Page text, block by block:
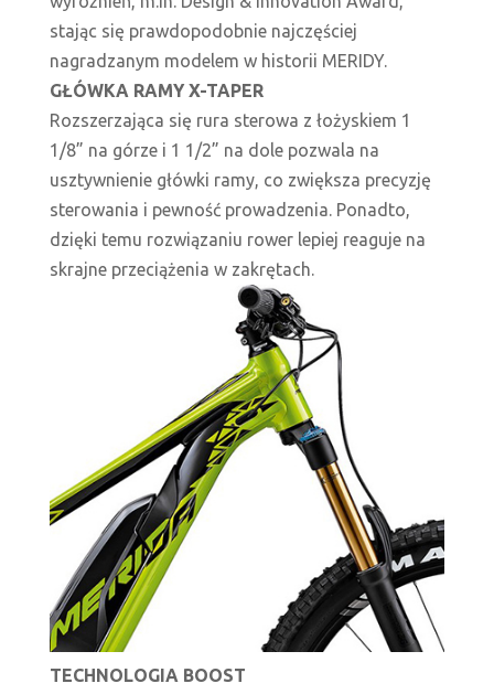
stając się prawdopodobnie najczęściej
nagradzanym modelem w historii MERIDY.
GŁÓWKA RAMY X-TAPER
Rozszerzająca się rura sterowa z łożyskiem 1
1/8” na górze i 1 1/2” na dole pozwala na
usztywnienie główki ramy, co zwiększa precyzję
sterowania i pewność prowadzenia. Ponadto,
dzięki temu rozwiązaniu rower lepiej reaguje na
skrajne przeciążenia w zakrętach.
TECHNOLOGIA BOOST